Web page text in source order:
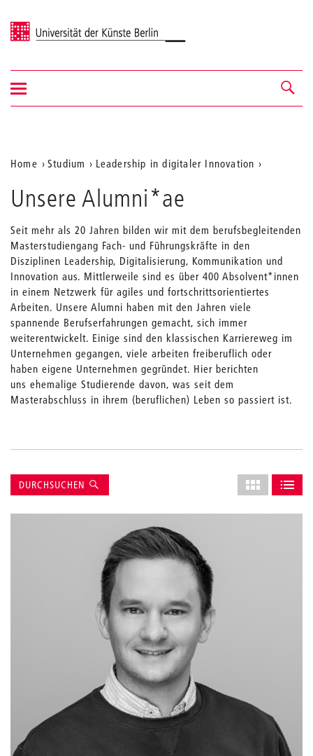
Universität der Künste Berlin
Navigation &
Navigation
ein-/ausblenden
Aktuelle
Position
auf
der
Webseite
Home Studium Leadership in digitaler Innovation
Unsere Alumni*ae
Seit mehr als 20 Jahren bilden wir mit dem berufsbegleitenden
Masterstudiengang Fach- und Führungskräfte in den
Disziplinen Leadership, Digitalisierung, Kommunikation und
Innovation aus. Mittlerweile sind es über 400 Absolvent*innen
in einem Netzwerk für agiles und fortschrittsorientiertes
Arbeiten. Unsere Alumni haben mit den Jahren viele
spannende Berufserfahrungen gemacht, sich immer
weiterentwickelt. Einige sind den klassischen Karriereweg im
Unternehmen gegangen, viele arbeiten freiberuflich oder
haben eigene Unternehmen gegründet. Hier berichten
uns ehemalige Studierende davon, was seit dem
Masterabschluss in ihrem (beruflichen) Leben so passiert ist.
Suche
DURCHSUCHEN
Layout
desALS GRIDALS